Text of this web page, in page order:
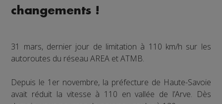
changements !
31 mars, dernier jour de limitation à 110 km/h sur les
autoroutes du réseau AREA et ATMB.
Depuis le 1er novembre, la préfecture de Haute-Savoie
avait réduit la vitesse à 110 en vallée de l’Arve. Dès